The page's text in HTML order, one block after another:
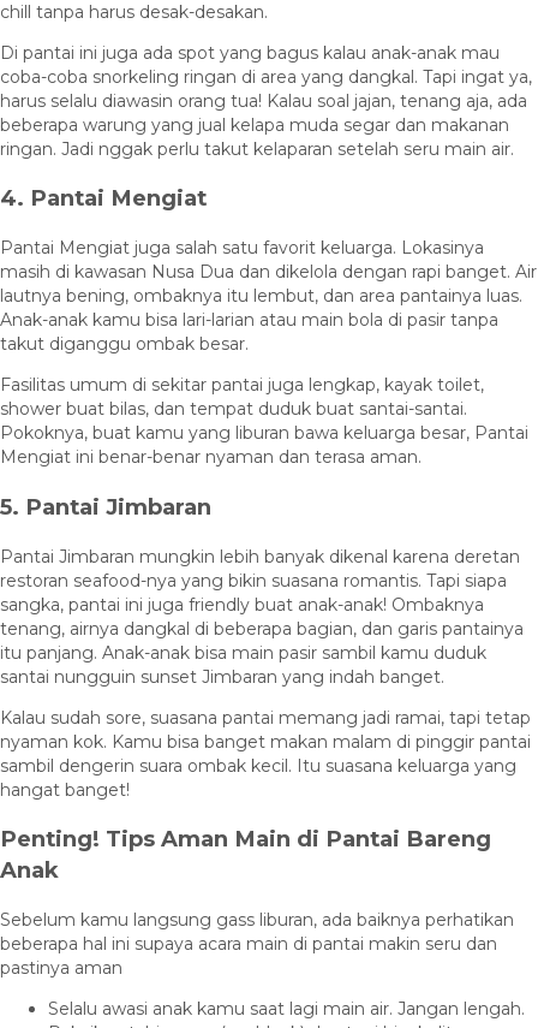
chill tanpa harus desak-desakan.
Di pantai ini juga ada spot yang bagus kalau anak-anak mau
coba-coba snorkeling ringan di area yang dangkal. Tapi ingat ya,
harus selalu diawasin orang tua! Kalau soal jajan, tenang aja, ada
beberapa warung yang jual kelapa muda segar dan makanan
ringan. Jadi nggak perlu takut kelaparan setelah seru main air.
4. Pantai Mengiat
Pantai Mengiat juga salah satu favorit keluarga. Lokasinya
masih di kawasan Nusa Dua dan dikelola dengan rapi banget. Air
lautnya bening, ombaknya itu lembut, dan area pantainya luas.
Anak-anak kamu bisa lari-larian atau main bola di pasir tanpa
takut diganggu ombak besar.
Fasilitas umum di sekitar pantai juga lengkap, kayak toilet,
shower buat bilas, dan tempat duduk buat santai-santai.
Pokoknya, buat kamu yang liburan bawa keluarga besar, Pantai
Mengiat ini benar-benar nyaman dan terasa aman.
5. Pantai Jimbaran
Pantai Jimbaran mungkin lebih banyak dikenal karena deretan
restoran seafood-nya yang bikin suasana romantis. Tapi siapa
sangka, pantai ini juga friendly buat anak-anak! Ombaknya
tenang, airnya dangkal di beberapa bagian, dan garis pantainya
itu panjang. Anak-anak bisa main pasir sambil kamu duduk
santai nungguin sunset Jimbaran yang indah banget.
Kalau sudah sore, suasana pantai memang jadi ramai, tapi tetap
nyaman kok. Kamu bisa banget makan malam di pinggir pantai
sambil dengerin suara ombak kecil. Itu suasana keluarga yang
hangat banget!
Penting! Tips Aman Main di Pantai Bareng
Anak
Sebelum kamu langsung gass liburan, ada baiknya perhatikan
beberapa hal ini supaya acara main di pantai makin seru dan
pastinya aman
Selalu awasi anak kamu saat lagi main air. Jangan lengah.